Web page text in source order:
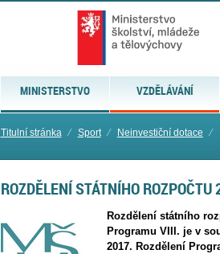
MINISTERSTVO VZDĚLÁVÁNÍ
Titulní stránka ⁄ Sport ⁄ Neinvestiční dotace ⁄
ROZDĚLENÍ STÁTNÍHO
Rozdělení státního
Programu VIII. je v
2017. Rozdělení